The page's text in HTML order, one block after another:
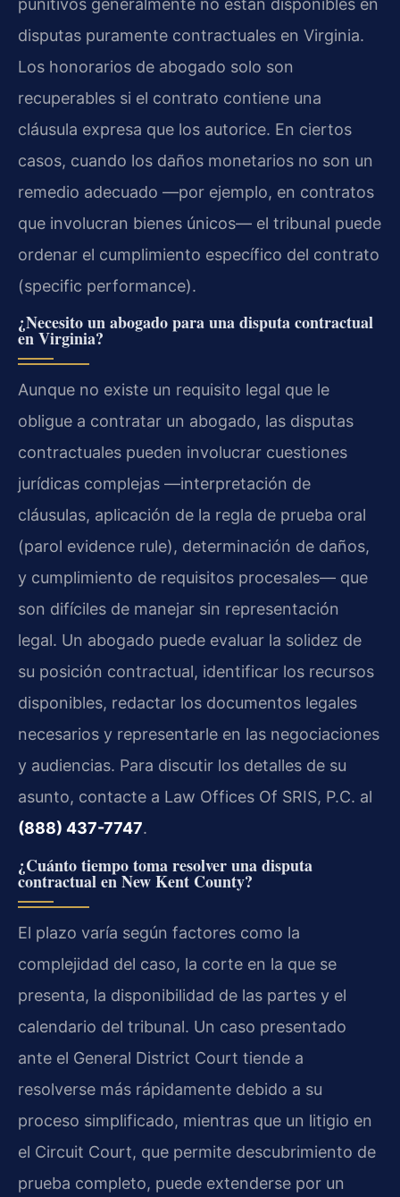
punitivos generalmente no están disponibles en
disputas puramente contractuales en Virginia.
Los honorarios de abogado solo son
recuperables si el contrato contiene una
cláusula expresa que los autorice. En ciertos
casos, cuando los daños monetarios no son un
remedio adecuado —por ejemplo, en contratos
que involucran bienes únicos— el tribunal puede
ordenar el cumplimiento específico del contrato
(specific performance).
¿Necesito un abogado para una disputa contractual
en Virginia?
Aunque no existe un requisito legal que le
obligue a contratar un abogado, las disputas
contractuales pueden involucrar cuestiones
jurídicas complejas —interpretación de
cláusulas, aplicación de la regla de prueba oral
(parol evidence rule), determinación de daños,
y cumplimiento de requisitos procesales— que
son difíciles de manejar sin representación
legal. Un abogado puede evaluar la solidez de
su posición contractual, identificar los recursos
disponibles, redactar los documentos legales
necesarios y representarle en las negociaciones
y audiencias. Para discutir los detalles de su
asunto, contacte a Law Offices Of SRIS, P.C. al
(888) 437-7747.
¿Cuánto tiempo toma resolver una disputa
contractual en New Kent County?
El plazo varía según factores como la
complejidad del caso, la corte en la que se
presenta, la disponibilidad de las partes y el
calendario del tribunal. Un caso presentado
ante el General District Court tiende a
resolverse más rápidamente debido a su
proceso simplificado, mientras que un litigio en
el Circuit Court, que permite descubrimiento de
prueba completo, puede extenderse por un